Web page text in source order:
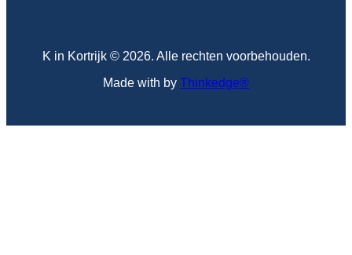
K in Kortrijk © 2026. Alle rechten voorbehouden.
Made with by Thinkedge®